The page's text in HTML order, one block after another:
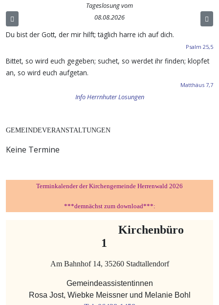
Tageslosung vom
08.08.2026
Du bist der Gott, der mir hilft; täglich harre ich auf dich.
Psalm 25,5
Bittet, so wird euch gegeben; suchet, so werdet ihr finden; klopfet
an, so wird euch aufgetan.
Matthäus 7,7
Info Herrnhuter Losungen
GEMEINDEVERANSTALTUNGEN
Keine Termine
Terminkalender der Kirchengemeinde Herrenwald 2026
***demnächst zum download***:
Kirchenbüro
1
Am Bahnhof 14, 35260 Stadtallendorf
Gemeindeassistentinnen
Rosa Jost, Wiebke Meissner und Melanie Bohl